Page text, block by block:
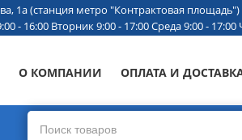
1а (станция метро "Контрактовая площадь")
- 16:00 Вторник 9:00 - 17:00 Среда 9:00 -
О КОМПАНИИ ОПЛАТА И